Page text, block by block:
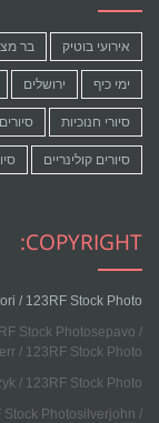
אירועי בוטיק בר
ימי כיף ירושלים
סיורי חנוכיות
סיורים קולינריים
COPYRIGHT:
/ 123RF Stock Photo
Stock Photosepavo /
/ 123RF Stock Photo
/ 123RF Stock Photo
Photosilverjohn /